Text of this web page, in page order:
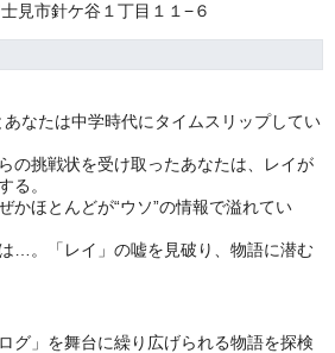
見市針ケ谷１丁目１１−６
なたは中学時代にタイムスリップしてい
の挑戦状を受け取ったあなたは、レイが
る。
かほとんどが“ウソ”の情報で溢れてい
…。「レイ」の嘘を見破り、物語に潜む
グ」を舞台に繰り広げられる物語を探検